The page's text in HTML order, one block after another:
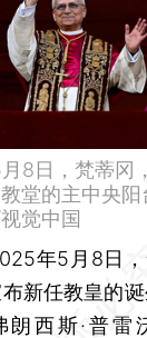
8日，梵蒂冈
堂的主中央阳
觉中国
年5月8日
新任教皇的
朗西斯·普雷